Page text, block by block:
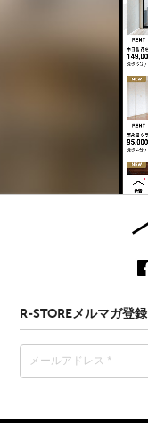
R-STOREメルマガ登録